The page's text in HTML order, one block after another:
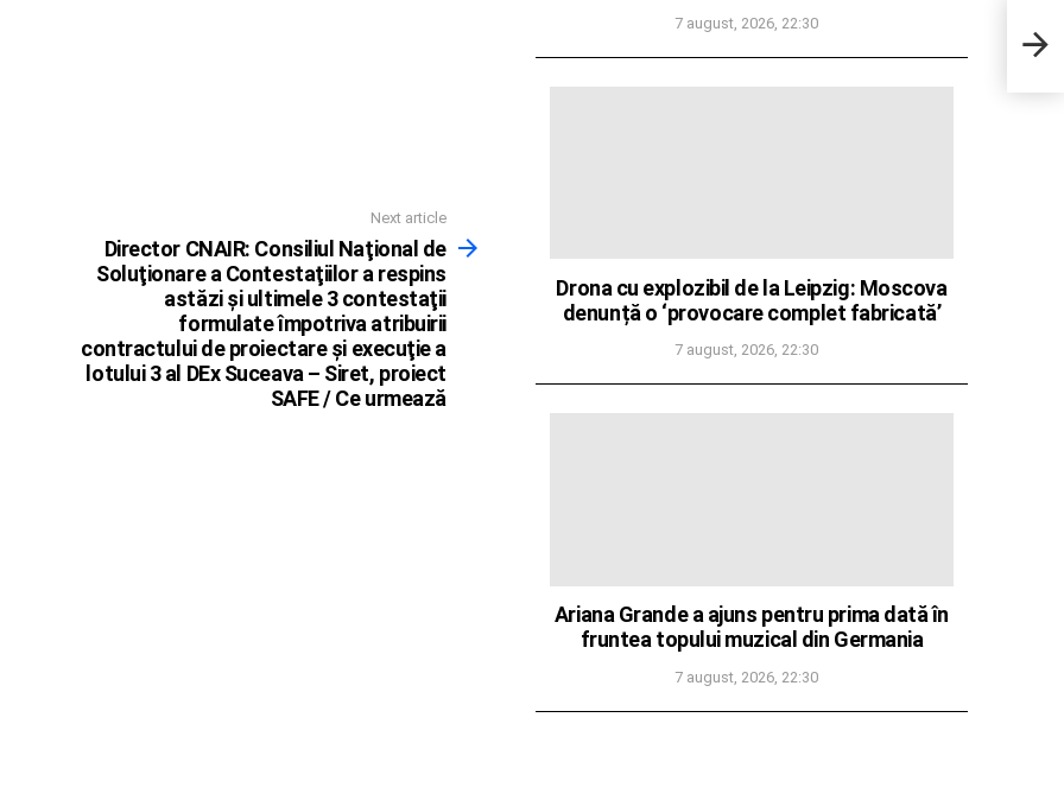
Next article
Director CNAIR: Consiliul Naţional de
Soluţionare a Contestaţiilor a respins
astăzi şi ultimele 3 contestaţii
formulate împotriva atribuirii
contractului de proiectare şi execuţie a
lotului 3 al DEx Suceava – Siret, proiect
SAFE / Ce urmează
7 august, 2026, 22:30
Drona cu explozibil de la Leipzig: Moscova
denunță o ‘provocare complet fabricată’
7 august, 2026, 22:30
Ariana Grande a ajuns pentru prima dată în
fruntea topului muzical din Germania
7 august, 2026, 22:30